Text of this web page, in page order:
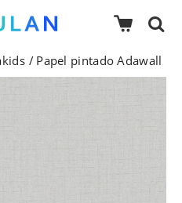
/ Papel pintado Adawall